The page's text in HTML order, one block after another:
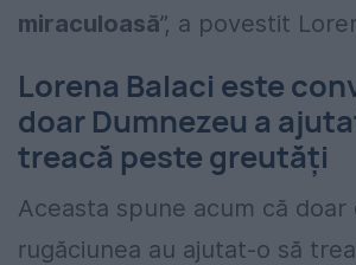
miraculoasă”, a povestit
Lorena Balaci este
doar Dumnezeu a
treacă peste greutăți
Aceasta spune acum că doar
rugăciunea au ajutat-o să